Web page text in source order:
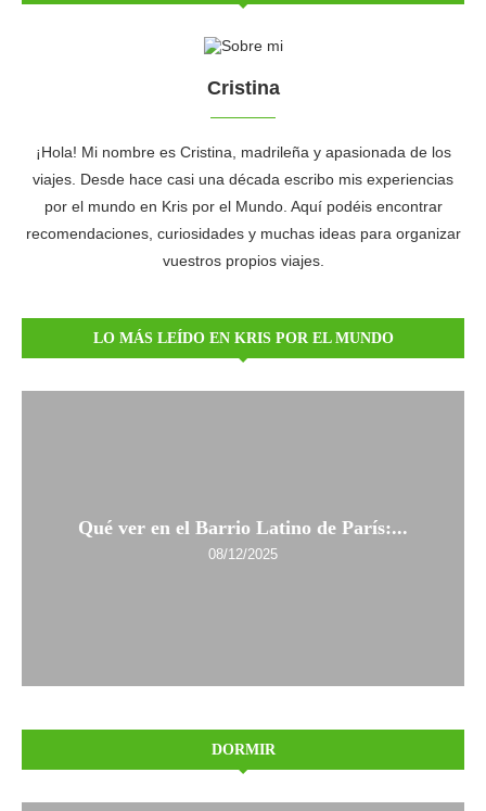
Cristina
¡Hola! Mi nombre es Cristina, madrileña y apasionada de los
viajes. Desde hace casi una década escribo mis experiencias
por el mundo en Kris por el Mundo. Aquí podéis encontrar
recomendaciones, curiosidades y muchas ideas para organizar
vuestros propios viajes.
LO MÁS LEÍDO EN KRIS POR EL MUNDO
Qué ver en el Barrio Latino de París:...
08/12/2025
DORMIR